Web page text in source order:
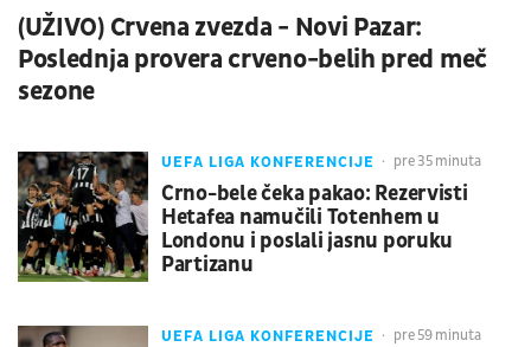
(UŽIVO) Crvena zvezda - Novi Pazar:
Poslednja provera crveno-belih pred meč
sezone
UEFA LIGA KONFERENCIJE pre 35 minuta
Crno-bele čeka pakao: Rezervisti
Hetafea namučili Totenhem u
Londonu i poslali jasnu poruku
Partizanu
UEFA LIGA KONFERENCIJE pre 59 minuta